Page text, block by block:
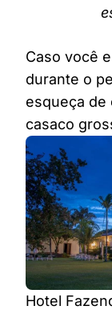
Caso você
durante o
esqueça de
casaco
Hotel